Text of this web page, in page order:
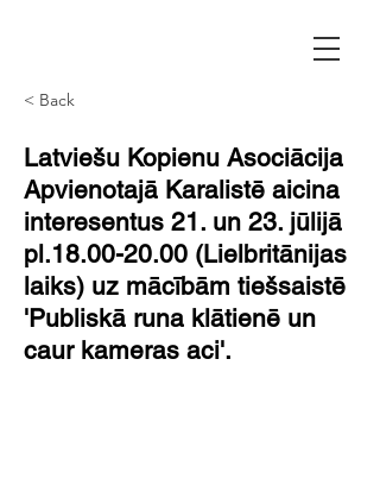
< Back
Latviešu Kopienu Asociācija
Apvienotajā Karalistē aicina
interesentus 21. un 23. jūlijā
pl.18.00-20.00 (Lielbritānijas
laiks) uz mācībām tiešsaistē
'Publiskā runa klātienē un
caur kameras aci'.